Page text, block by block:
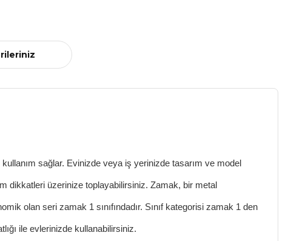
sağlar. Evinizde veya iş yerinizde tasarım ve model
dikkatleri üzerinize toplayabilirsiniz. Zamak, bir metal
olan seri zamak 1 sınıfındadır. Sınıf kategorisi zamak 1 den
ile evlerinizde kullanabilirsiniz.